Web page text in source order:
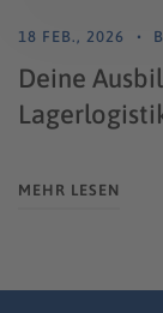
18 FEB., 2026
Deine
MEHR LESEN